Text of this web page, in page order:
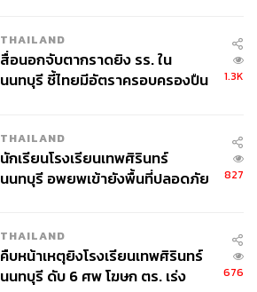
THAILAND
สื่อนอกจับตากราดยิง รร. ใน
นนทบุรี ชี้ไทยมีอัตราครอบครองปืน
1.3K
THAILAND
นักเรียนโรงเรียนเทพศิรินทร์
นนทบุรี อพยพเข้ายังพื้นที่ปลอดภัย
827
THAILAND
คืบหน้าเหตุยิงโรงเรียนเทพศิรินทร์
นนทบุรี ดับ 6 ศพ โฆษก ตร. เร่ง
676